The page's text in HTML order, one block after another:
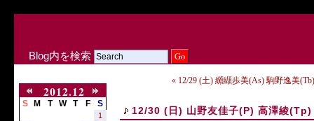
Blog内を検索
2012.12
S M T W T F S
1
« 12/29 (土) 纐纈歩美(As) 駒野逸美
12/30 (日) 山野友佳子(P) 高澤綾(Tp)